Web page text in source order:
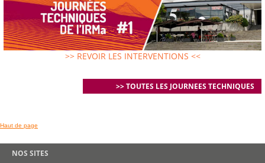
>> REVOIR LES INTERVENTIONS <<
>> TOUTES LES JOURNEES TECHNIQUES
Haut de page
NOS SITES